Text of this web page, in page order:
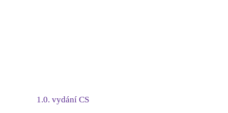
1.0. vydání CS